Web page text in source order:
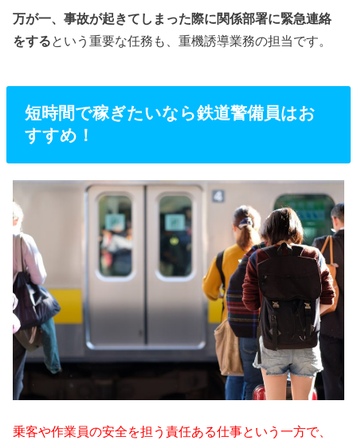
万が一、事故が起きてしまった際に関係部署に緊急連絡
をするという重要な任務も、重機誘導業務の担当です。
短時間で稼ぎたいなら鉄道警備員はお
すすめ！
乗客や作業員の安全を担う責任ある仕事という一方で、